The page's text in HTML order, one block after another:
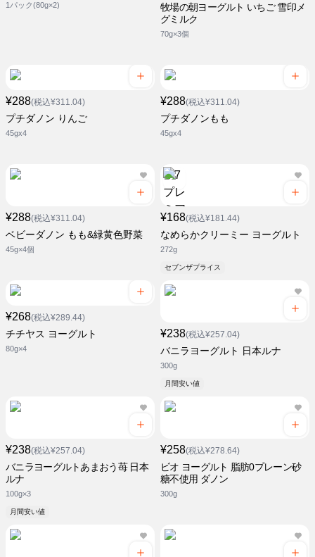
1パック(80g×2)
牧場の朝ヨーグルト いちご 雪印メ
グミルク
70g×3個
¥288(税込¥311.04)
プチダノン りんご
45gx4
¥288(税込¥311.04)
プチダノンもも
45gx4
¥288(税込¥311.04)
ベビーダノン もも&緑黄色野菜
45g×4個
¥168(税込¥181.44)
なめらかクリーミー ヨーグルト
272g
セブンザプライス
¥268(税込¥289.44)
チチヤス ヨーグルト
80g×4
¥238(税込¥257.04)
バニラヨーグルト 日本ルナ
300g
月間安い値
¥238(税込¥257.04)
バニラヨーグルトあまおう苺 日本
ルナ
100g×3
月間安い値
¥258(税込¥278.64)
ビオ ヨーグルト 脂肪0プレーン砂
糖不使用 ダノン
300g